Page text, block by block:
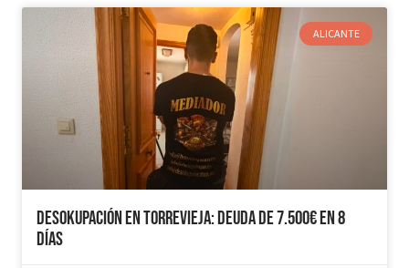
ALICANTE
Desokupación en Torrevieja: Deuda de 7.500€ en 8
días